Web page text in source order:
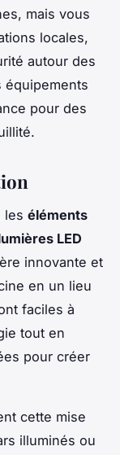
mais vous
locales,
autour des
équipements
pour des
les éléments
LED
innovante et
en un lieu
faciles à
tout en
pour créer
cette mise
illuminés ou